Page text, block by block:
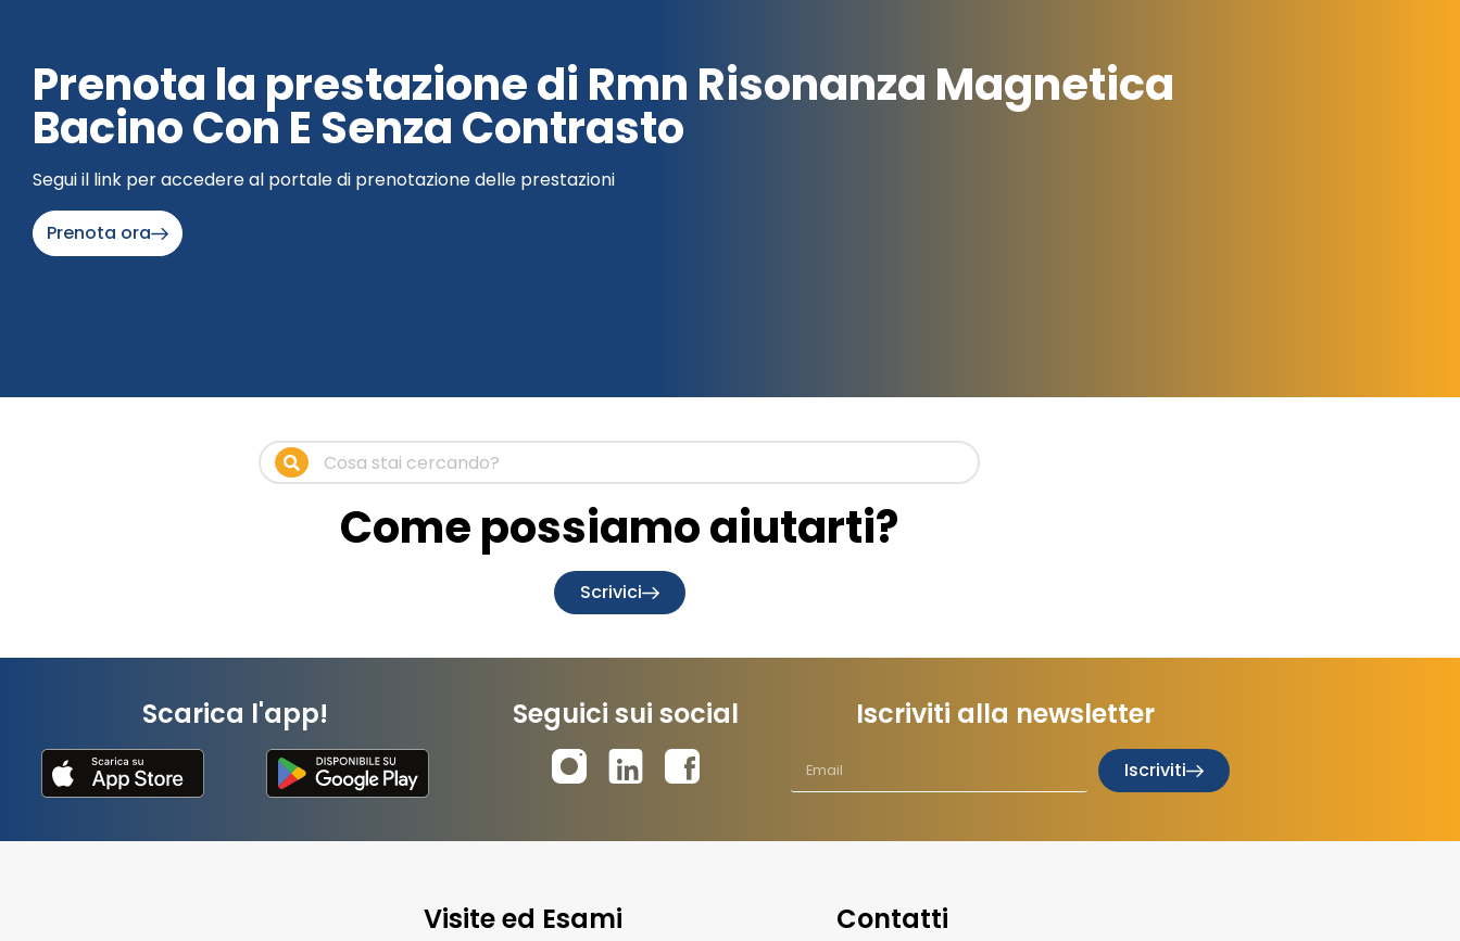
Prenota la prestazione di Rmn Risonanza Magnetica
Bacino Con E Senza Contrasto
Segui il link per accedere al portale di prenotazione delle prestazioni
Prenota ora
Come possiamo aiutarti?
Scrivici
Scarica l'app! Seguici sui social Iscriviti alla newsletter
Iscriviti
Visite ed Esami Contatti